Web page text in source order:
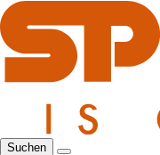
Suchen